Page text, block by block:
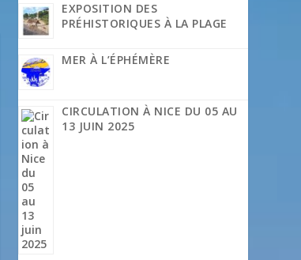
EXPOSITION DES
PRÉHISTORIQUES À LA PLAGE
MER À L’ÉPHÉMÈRE
CIRCULATION À NICE DU 05 AU
13 JUIN 2025